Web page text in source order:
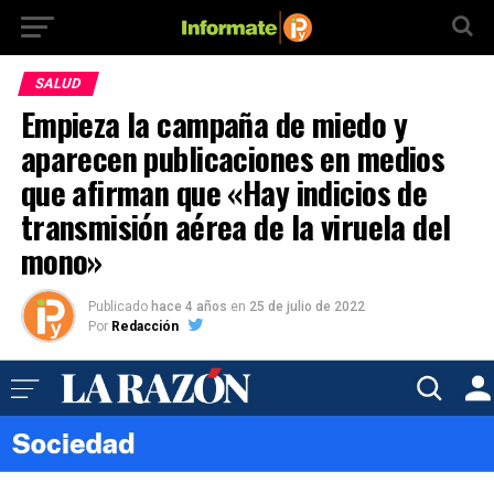
SALUD
Empieza la campaña de miedo y
aparecen publicaciones en medios
que afirman que «Hay indicios de
transmisión aérea de la viruela del
mono»
Publicado hace 4 años en 25 de julio de 2022
Por Redacción